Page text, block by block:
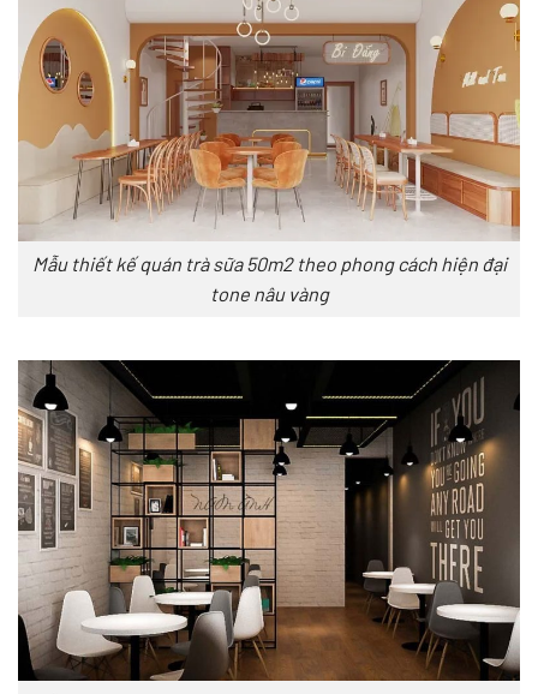
Mẫu thiết kế quán trà sữa 50m2 theo phong cách hiện đại
tone nâu vàng